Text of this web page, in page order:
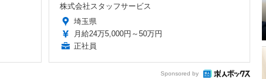
株式会社スタッフサービス
埼玉県
月給24万5,000円～50万円
正社員
Sponsored by